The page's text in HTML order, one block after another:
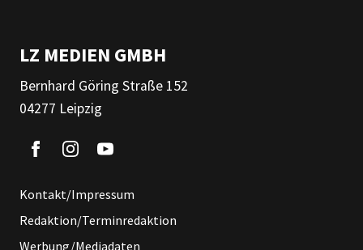
LZ MEDIEN GMBH
Bernhard Göring Straße 152
04277 Leipzig
Kontakt/Impressum
Redaktion/Terminredaktion
Werbung/Mediadaten